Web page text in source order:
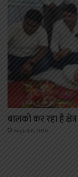
बालको कर रहा है
August 8, 2026